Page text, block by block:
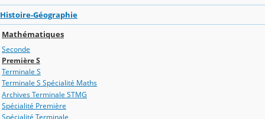
Histoire-Géographie
Mathématiques
Seconde
Première S
Terminale S
Terminale S Spécialité Maths
Archives Terminale STMG
Spécialité Première
Spécialité Terminale